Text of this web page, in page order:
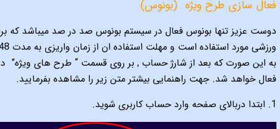
فعال سازی طرح ویژه (بونوس)
به این صورت که بعد از شارژ حساب , بر روى قسمت “ طرح هاى ويژه”
فعال خواهد شد. جهت راهنمایی بیشتر متن زیر را مشاهده بفرمایید.
1. ابتدا دربالای صفحه وارد حساب کاربری شوید.